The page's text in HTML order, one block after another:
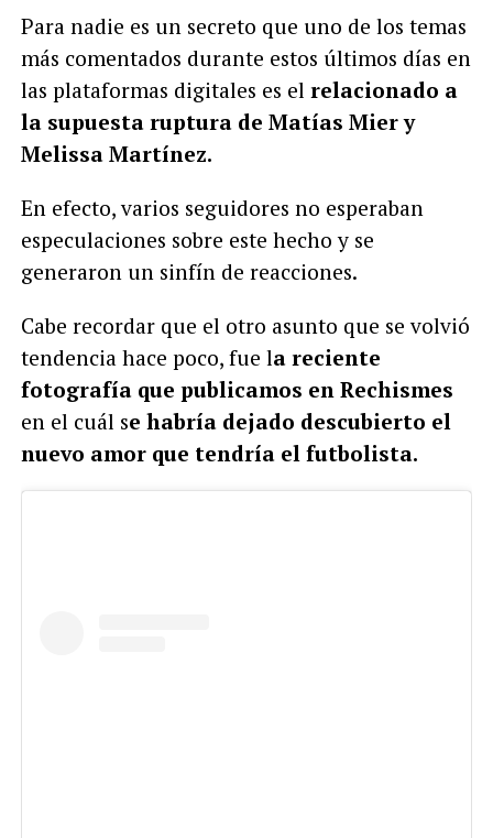
Para nadie es un secreto que uno de los temas
más comentados durante estos últimos días en
las plataformas digitales es el relacionado a
la supuesta ruptura de Matías Mier y
Melissa Martínez.
En efecto, varios seguidores no esperaban
especulaciones sobre este hecho y se
generaron un sinfín de reacciones.
Cabe recordar que el otro asunto que se volvió
tendencia hace poco, fue la reciente
fotografía que publicamos en Rechismes
en el cuál se habría dejado descubierto el
nuevo amor que tendría el futbolista.